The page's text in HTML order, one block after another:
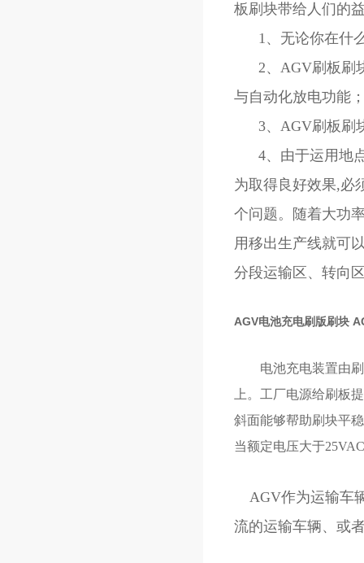
板刷块带给人们的
1、无论你在什么
2、AGV刷板刷块
与自动化放电功能
3、AGV刷板刷
4、由于运用地
为取得良好效果,必
个问题。随着大功
用移出生产线就可
分段运输区、转向
AGV电池充电刷版刷块
电池充电装置由刷
上。工厂电源给刷板
斜面能够帮助刷块平
当额定电压大于
AGV作为运输车
流的运输车辆、或